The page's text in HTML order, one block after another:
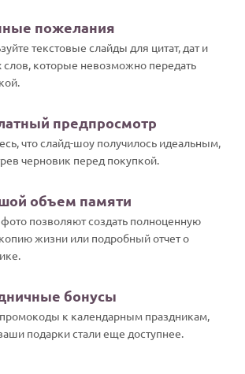
пожелания
текстовые слайды для цитат, дат и
слов, которые невозможно передать
предпросмотр
что слайд-шоу получилось идеальным,
черновик перед покупкой.
объем памяти
позволяют создать полноценную
жизни или подробный отчет о
бонусы
к календарным праздникам,
подарки стали еще доступнее.